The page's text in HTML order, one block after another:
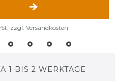
zzgl. Versandkosten
1 BIS 2 WERKTAGE